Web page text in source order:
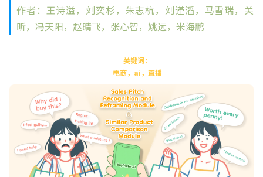
作者：王诗溢，刘奕杉，朱志杭，刘谨滔，马雪瑞，关
昕，冯天阳，赵晴飞，张心智，姚远，米海鹏
关键词：
电商，ai，直播